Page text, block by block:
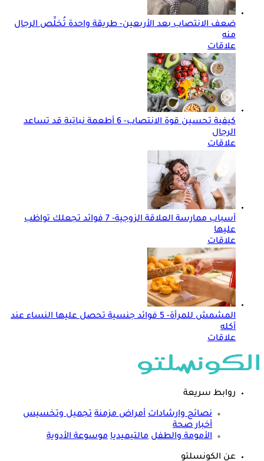
ضعف الانتصاب بعد الأربعين- طريقة واحدة تُخلِّص الرجال
منه
علاقات
كيفية تحسين قوة الانتصاب- 6 أطعمة نباتية قد تساعد
الرجال
علاقات
أسباب ممارسة العلاقة الزوجية- 7 فوائد تجعلك تواظب
عليها
علاقات
المشمش للمرأة- 5 فوائد جنسية تحصل عليها النساء عند
أكله
علاقات
روابط سريعة
نصائح وارشادات أمراض مزمنة تجميل وتخسيس
أخبار صحة
الأمومة والطفل مالتيميديا موسوعة الأدوية
عن الكونسلتو